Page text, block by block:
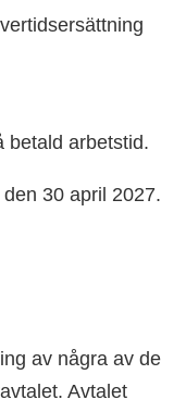
betald arbetstid.
30 april 2027.
av några av de
Avtalet